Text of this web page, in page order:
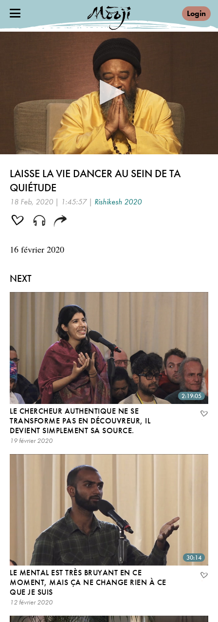
Login
hour,
minutes,
seconds
NEXT
2:19:05
LE CHERCHEUR AUTHENTIQUE NE SE
TRANSFORME PAS EN DÉCOUVREUR, IL
DEVIENT SIMPLEMENT SA SOURCE.
19 février 2020
30:14
LE MENTAL EST TRÈS BRUYANT EN CE
MOMENT, MAIS ÇA NE CHANGE RIEN À CE
QUE JE SUIS
12 février 2020
LAISSE LA VIE DANCER AU SEIN DE TA
QUIÉTUDE
18 Feb, 2020 | 1:45:57 | Rishikesh 2020
16 février 2020